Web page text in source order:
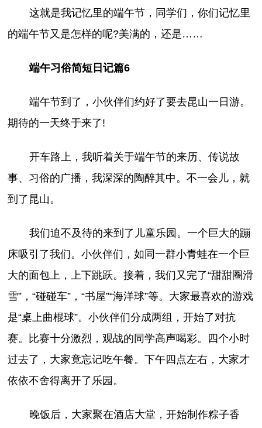
这就是我记忆里的端午节，同学们，你们记忆里
的端午节又是怎样的呢?美满的，还是……
端午习俗简短日记篇6
端午节到了，小伙伴们约好了要去昆山一日游。
期待的一天终于来了!
开车路上，我听着关于端午节的来历、传说故
事、习俗的广播，我深深的陶醉其中。不一会儿，就
到了昆山。
我们迫不及待的来到了儿童乐园。一个巨大的蹦
床吸引了我们。小伙伴们，如同一群小青蛙在一个巨
大的面包上，上下跳跃。接着，我们又完了“甜甜圈滑
雪”，“碰碰车”，“书屋”“海洋球”等。大家最喜欢的游戏
是“桌上曲棍球”。小伙伴们分成两组，开始了对抗
赛。比赛十分激烈，观战的同学高声喝彩。四个小时
过去了，大家竟忘记吃午餐。下午四点左右，大家才
依依不舍得离开了乐园。
晚饭后，大家聚在酒店大堂，开始制作粽子香